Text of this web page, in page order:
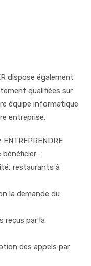
dispose également
qualifiées sur
équipe informatique
entreprise.
bénéficier :
restaurants à
la demande du
reçus par la
des appels par